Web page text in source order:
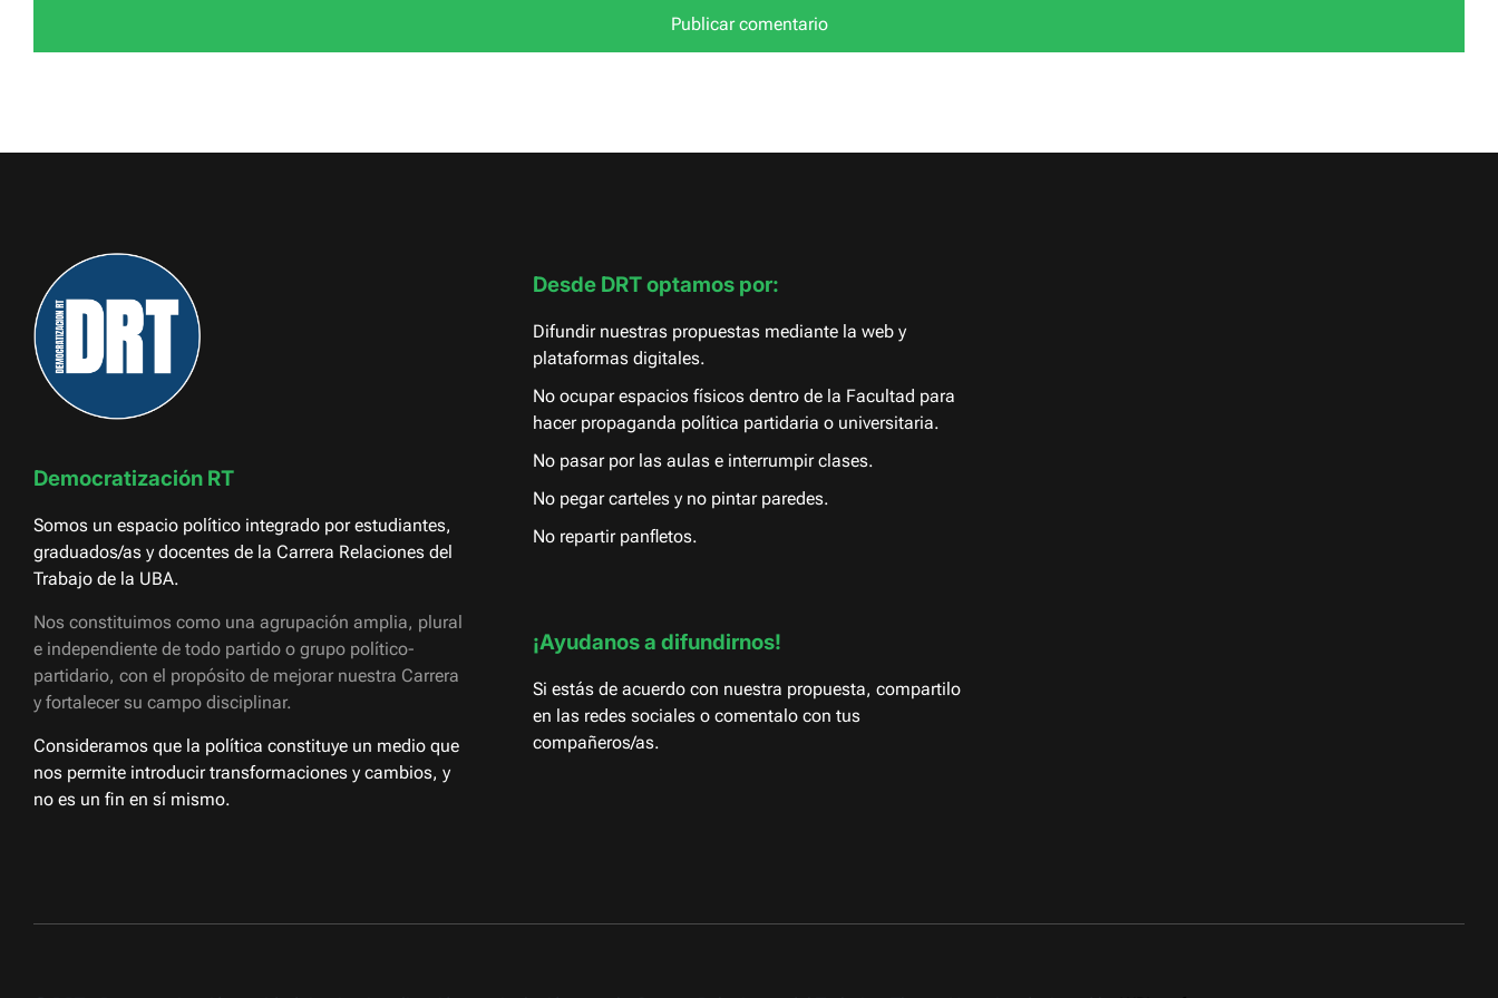
Democratización RT
Somos un espacio político integrado por estudiantes,
graduados/as y docentes de la Carrera Relaciones del
Trabajo de la UBA.
Nos constituimos como una agrupación amplia, plural
e independiente de todo partido o grupo político-
partidario, con el propósito de mejorar nuestra Carrera
y fortalecer su campo disciplinar.
Consideramos que la política constituye un medio que
nos permite introducir transformaciones y cambios, y
no es un fin en sí mismo.
Desde DRT optamos por:
Difundir nuestras propuestas mediante la web y
plataformas digitales.
No ocupar espacios físicos dentro de la Facultad para
hacer propaganda política partidaria o universitaria.
No pasar por las aulas e interrumpir clases.
No pegar carteles y no pintar paredes.
No repartir panfletos.
¡Ayudanos a difundirnos!
Si estás de acuerdo con nuestra propuesta, compartilo
en las redes sociales o comentalo con tus
compañeros/as.